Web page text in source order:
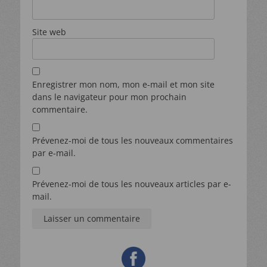
Site web
Enregistrer mon nom, mon e-mail et mon site
dans le navigateur pour mon prochain
commentaire.
Prévenez-moi de tous les nouveaux commentaires
par e-mail.
Prévenez-moi de tous les nouveaux articles par e-
mail.
lien vous permettant de vous désinscrire directement dans les mails que
vous recevrez.